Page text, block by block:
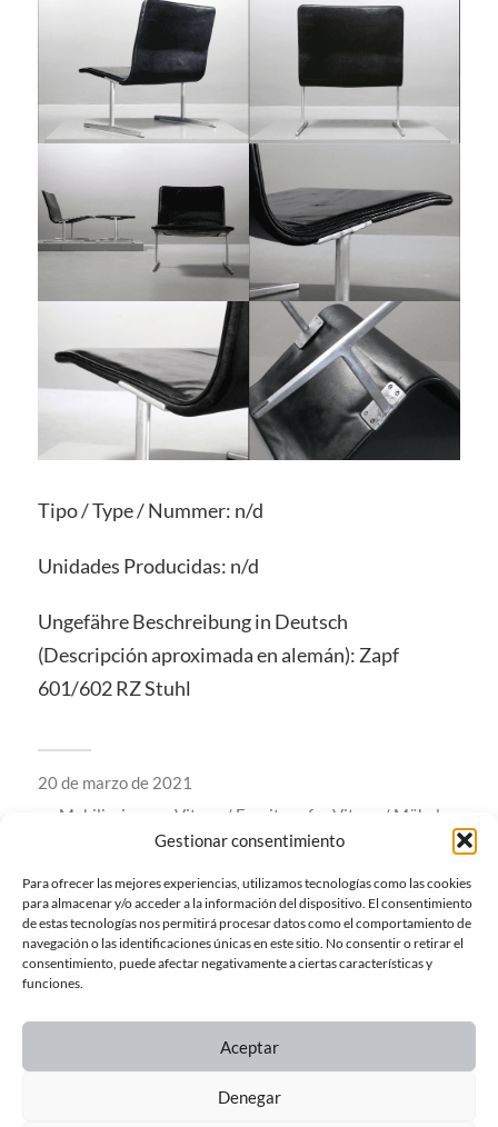
Gestionar consentimiento
Para ofrecer las mejores experiencias, utilizamos tecnologías como las cookies
para almacenar y/o acceder a la información del dispositivo. El consentimiento
de estas tecnologías nos permitirá procesar datos como el comportamiento de
navegación o las identificaciones únicas en este sitio. No consentir o retirar el
consentimiento, puede afectar negativamente a ciertas características y
funciones.
Aceptar
Denegar
Tipo / Type / Nummer: n/d
Unidades Producidas: n/d
Ungefähre Beschreibung in Deutsch
(Descripción aproximada en alemán): Zapf
601/602 RZ Stuhl
20 de marzo de 2021
Mobiliario para Vitsoe / Furniture for Vitsoe / Möbel
ENTRADA SIGUIENTE →